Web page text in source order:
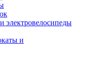
электровелосипеды
и